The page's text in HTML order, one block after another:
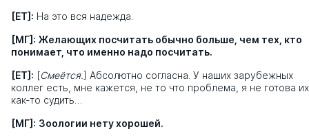
[ЕТ]: На это вся надежда.
[МГ]: Желающих посчитать обычно больше, чем тех, кто
понимает, что именно надо посчитать.
[ЕТ]: [Cмеётся.] Абсолютно согласна. У наших зарубежных
коллег есть, мне кажется, не то что проблема, я не готова их
как-то судить…
[МГ]: Зоологии нету хорошей.